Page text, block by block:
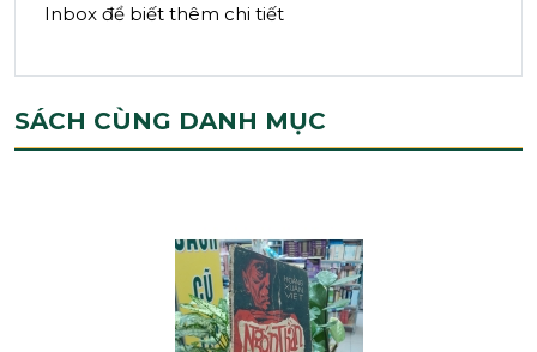
Inbox để biết thêm chi tiết
SÁCH CÙNG DANH MỤC